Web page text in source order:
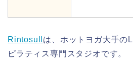
Rintosull は、ホットヨガ大手の
ピラティス専門スタジオです。